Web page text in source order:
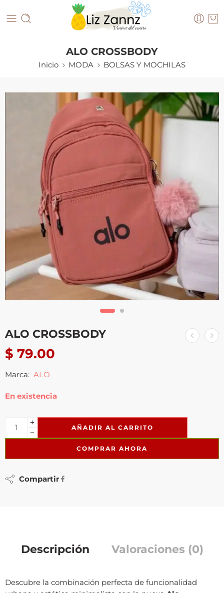
ALO CROSSBODY
Inicio MODA BOLSAS Y MOCHILAS
ALO CROSSBODY
$ 79.00
Marca: ALO
En existencia
AÑADIR AL CARRITO
COMPRAR AHORA
Compartir
Descripción Valoraciones (0)
Descubre la combinación perfecta de funcionalidad